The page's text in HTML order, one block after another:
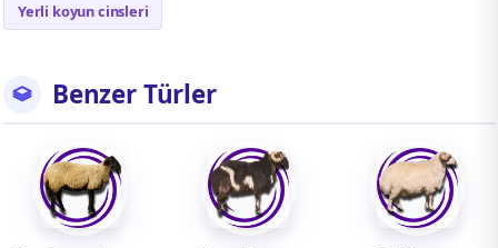
Yerli koyun cinsleri
Benzer Türler